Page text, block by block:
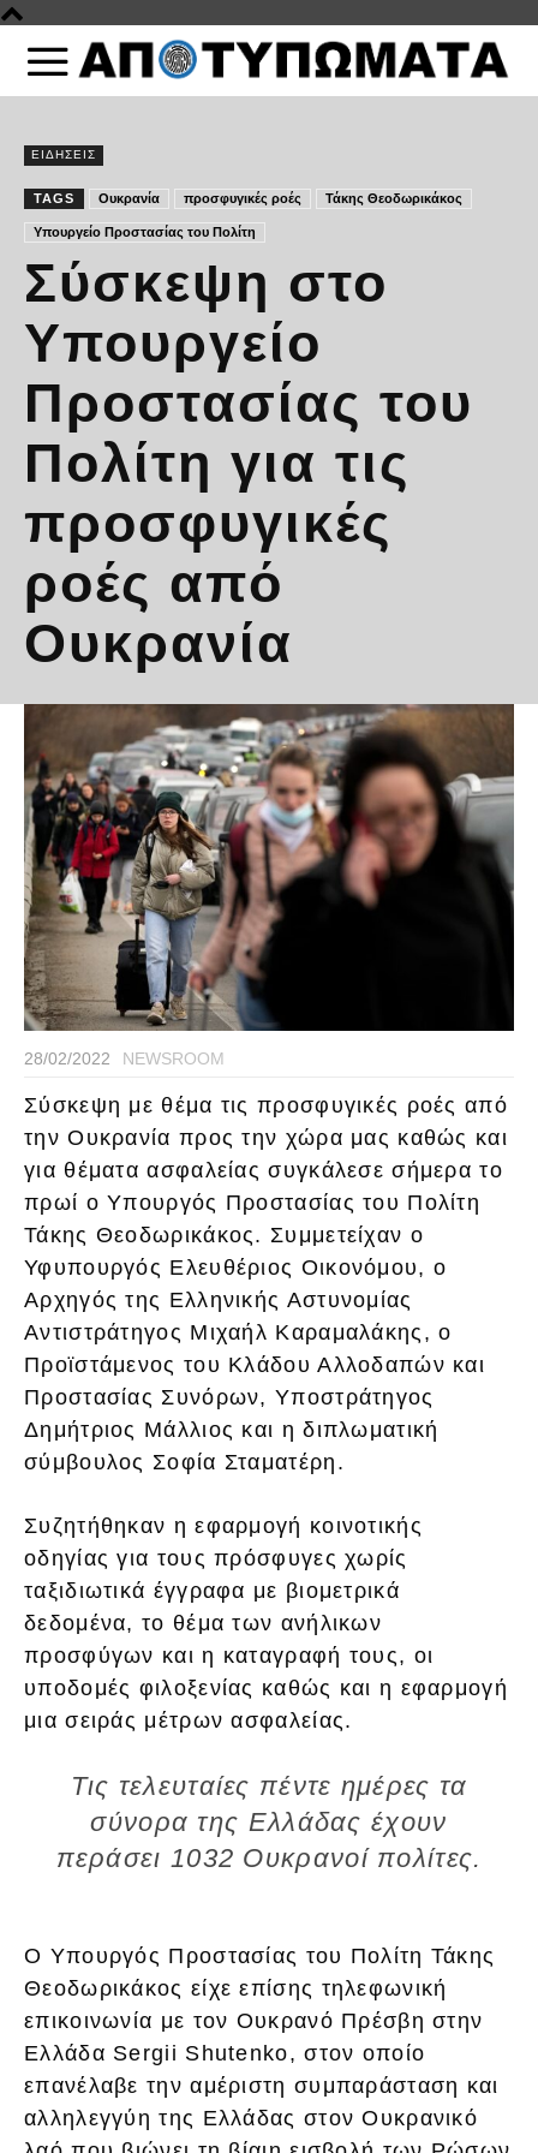
ΕΙΔΗΣΕΙΣ
TAGS Ουκρανία προσφυγικές ροές Τάκης Θεοδωρικάκος
Υπουργείο Προστασίας του Πολίτη
Σύσκεψη στο
Υπουργείο
Προστασίας του
Πολίτη για τις
προσφυγικές
ροές από
Ουκρανία
28/02/2022 NEWSROOM
Σύσκεψη με θέμα τις προσφυγικές ροές από
την Ουκρανία προς την χώρα μας καθώς και
για θέματα ασφαλείας συγκάλεσε σήμερα το
πρωί ο Υπουργός Προστασίας του Πολίτη
Τάκης Θεοδωρικάκος. Συμμετείχαν ο
Υφυπουργός Ελευθέριος Οικονόμου, ο
Αρχηγός της Ελληνικής Αστυνομίας
Αντιστράτηγος Μιχαήλ Καραμαλάκης, ο
Προϊστάμενος του Κλάδου Αλλοδαπών και
Προστασίας Συνόρων, Υποστράτηγος
Δημήτριος Μάλλιος και η διπλωματική
σύμβουλος Σοφία Σταματέρη.
Συζητήθηκαν η εφαρμογή κοινοτικής
οδηγίας για τους πρόσφυγες χωρίς
ταξιδιωτικά έγγραφα με βιομετρικά
δεδομένα, το θέμα των ανήλικων
προσφύγων και η καταγραφή τους, οι
υποδομές φιλοξενίας καθώς και η εφαρμογή
μια σειράς μέτρων ασφαλείας.
Τις τελευταίες πέντε ημέρες τα
σύνορα της Ελλάδας έχουν
περάσει 1032 Ουκρανοί πολίτες.
Ο Υπουργός Προστασίας του Πολίτη Τάκης
Θεοδωρικάκος είχε επίσης τηλεφωνική
επικοινωνία με τον Ουκρανό Πρέσβη στην
Ελλάδα Sergii Shutenko, στον οποίο
επανέλαβε την αμέριστη συμπαράσταση και
αλληλεγγύη της Ελλάδας στον Ουκρανικό